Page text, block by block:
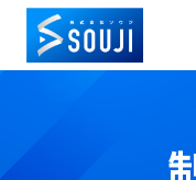
テ
ゲ